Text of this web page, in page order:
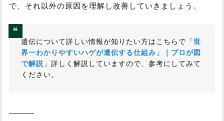
で、それ以外の原因を理解し改善していきましょう。
遺伝について詳しい情報が知りたい方はこちらで「 世
界一わかりやすいハゲが遺伝する仕組み」｜プロが図
で解説 」詳しく解説していますので、参考にしてみて
ください。